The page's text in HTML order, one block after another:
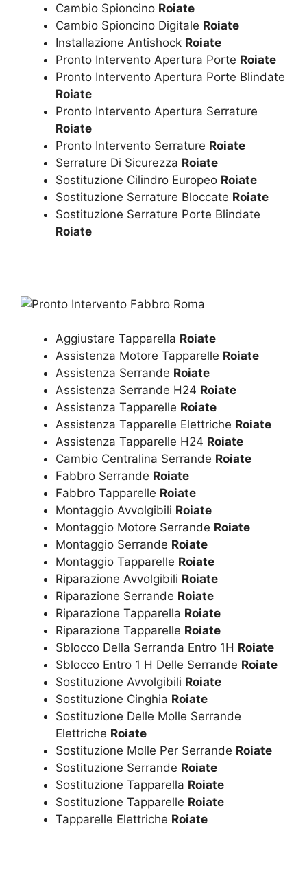
Cambio Spioncino Roiate
Cambio Spioncino Digitale Roiate
Installazione Antishock Roiate
Pronto Intervento Apertura Porte Roiate
Pronto Intervento Apertura Porte Blindate
Roiate
Pronto Intervento Apertura Serrature
Roiate
Pronto Intervento Serrature Roiate
Serrature Di Sicurezza Roiate
Sostituzione Cilindro Europeo Roiate
Sostituzione Serrature Bloccate Roiate
Sostituzione Serrature Porte Blindate
Roiate
Aggiustare Tapparella Roiate
Assistenza Motore Tapparelle Roiate
Assistenza Serrande Roiate
Assistenza Serrande H24 Roiate
Assistenza Tapparelle Roiate
Assistenza Tapparelle Elettriche Roiate
Assistenza Tapparelle H24 Roiate
Cambio Centralina Serrande Roiate
Fabbro Serrande Roiate
Fabbro Tapparelle Roiate
Montaggio Avvolgibili Roiate
Montaggio Motore Serrande Roiate
Montaggio Serrande Roiate
Montaggio Tapparelle Roiate
Riparazione Avvolgibili Roiate
Riparazione Serrande Roiate
Riparazione Tapparella Roiate
Riparazione Tapparelle Roiate
Sblocco Della Serranda Entro 1H Roiate
Sblocco Entro 1 H Delle Serrande Roiate
Sostituzione Avvolgibili Roiate
Sostituzione Cinghia Roiate
Sostituzione Delle Molle Serrande
Elettriche Roiate
Sostituzione Molle Per Serrande Roiate
Sostituzione Serrande Roiate
Sostituzione Tapparella Roiate
Sostituzione Tapparelle Roiate
Tapparelle Elettriche Roiate